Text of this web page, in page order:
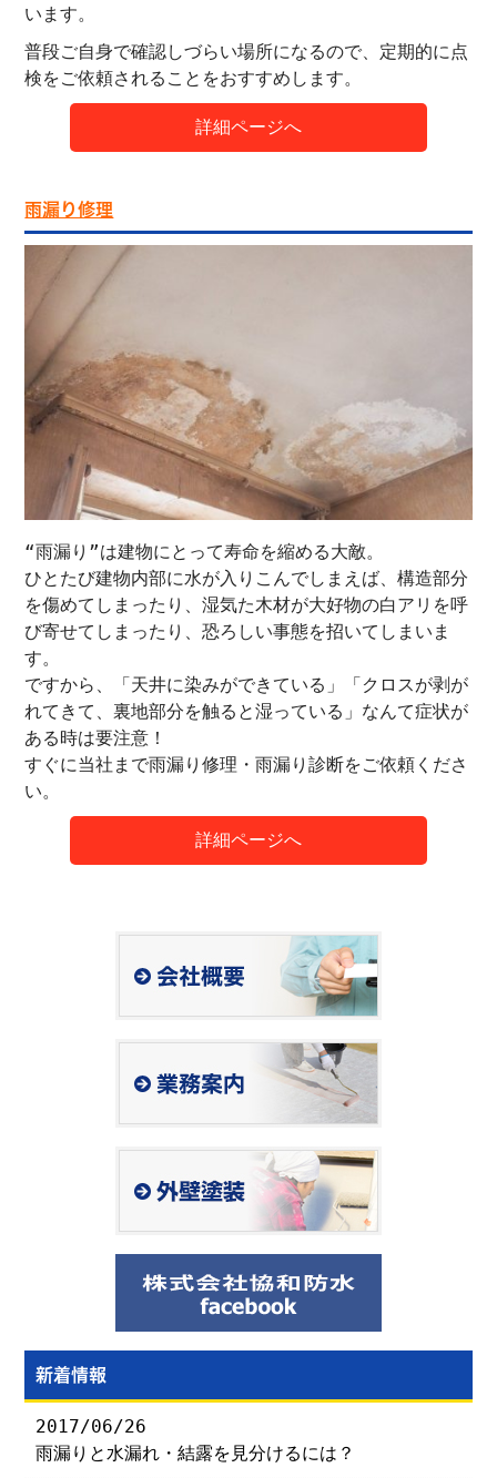
います。
普段ご自身で確認しづらい場所になるので、定期的に点
検をご依頼されることをおすすめします。
詳細ページへ
雨漏り修理
“雨漏り”は建物にとって寿命を縮める大敵。
ひとたび建物内部に水が入りこんでしまえば、構造部分
を傷めてしまったり、湿気た木材が大好物の白アリを呼
び寄せてしまったり、恐ろしい事態を招いてしまいま
す。
ですから、「天井に染みができている」「クロスが剥が
れてきて、裏地部分を触ると湿っている」なんて症状が
ある時は要注意！
すぐに当社まで雨漏り修理・雨漏り診断をご依頼くださ
い。
詳細ページへ
新着情報
2017/06/26
雨漏りと水漏れ・結露を見分けるには？